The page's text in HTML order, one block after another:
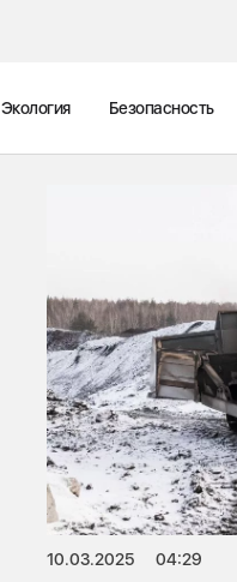
Экология Безопасность
10.03.2025 04:29